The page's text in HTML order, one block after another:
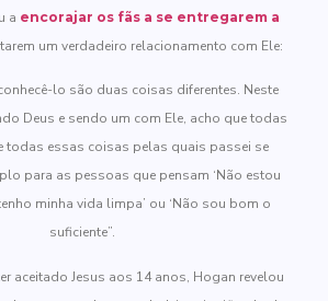
a encorajar os fãs a se entregarem a
um verdadeiro relacionamento com Ele:
lo são duas coisas diferentes. Neste
Deus e sendo um com Ele, acho que todas
todas essas coisas pelas quais passei se
para as pessoas que pensam ‘Não estou
minha vida limpa’ ou ‘Não sou bom o
suficiente”.
aceitado Jesus aos 14 anos, Hogan revelou